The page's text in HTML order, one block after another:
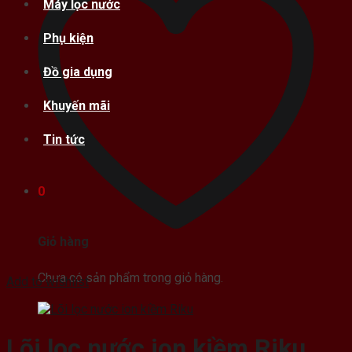
Máy lọc nước
Phụ kiện
Đồ gia dụng
Khuyến mãi
Tin tức
0
Giỏ hàng
Chưa có sản phẩm trong giỏ hàng.
Add to wishlist